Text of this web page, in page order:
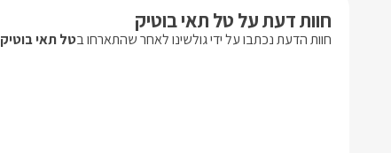
חוות דעת על טל תאי בוטיק
חוות הדעת נכתבו על ידי גולשינו לאחר שהתארחו בטל תאי בוטיק